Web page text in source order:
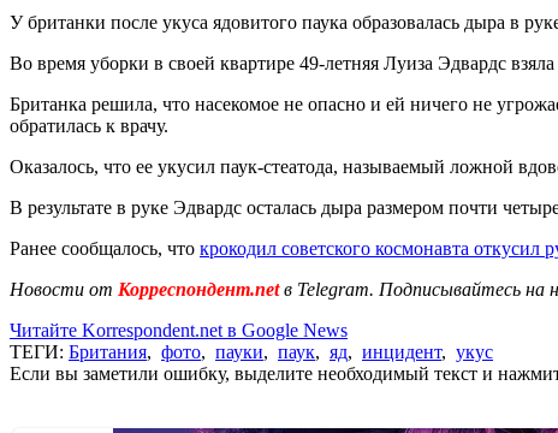
У британки после укуса ядовитого паука образовалась дыра в
Во время уборки в своей квартире 49-летняя Луиза Эдвардс
Британка решила, что насекомое не опасно и ей ничего не
обратилась к врачу.
Оказалось, что ее укусил паук-стеатода, называемый ложной
В результате в руке Эдвардс осталась дыра размером почти
Ранее сообщалось, что крокодил советского космонавта откусил
Новости от Корреспондент.netв Telegram. Подписывайтесь на
Читайте Korrespondent.net в Google News
ТЕГИ: Британия, фото, пауки, паук, яд, инцидент, укус
Если вы заметили ошибку, выделите необходимый текст и